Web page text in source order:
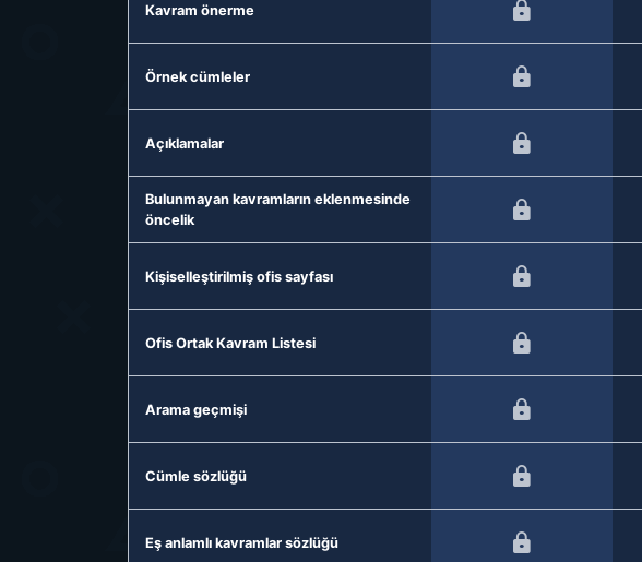
Kavram önerme
Örnek cümleler
Açıklamalar
Bulunmayan kavramların eklenmesinde
öncelik
Kişiselleştirilmiş ofis sayfası
Ofis Ortak Kavram Listesi
Arama geçmişi
Cümle sözlüğü
Eş anlamlı kavramlar sözlüğü